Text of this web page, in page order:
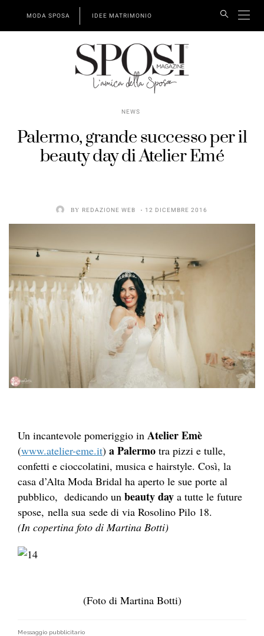
MODA SPOSA IDEE MATRIMONIO
NEWS
Palermo, grande successo per il
beauty day di Atelier Emé
BY REDAZIONE WEB 12 DICEMBRE 2016
Un incantevole pomeriggio in Atelier Emè
(www.atelier-eme.it) a Palermo tra pizzi e tulle,
confetti e cioccolatini, musica e hairstyle. Così, la
casa d’Alta Moda Bridal ha aperto le sue porte al
pubblico, dedicando un beauty day a tutte le future
spose, nella sua sede di via Rosolino Pilo 18.
(In copertina foto di Martina Botti)
(Foto di Martina Botti)
Messaggio pubblicitario